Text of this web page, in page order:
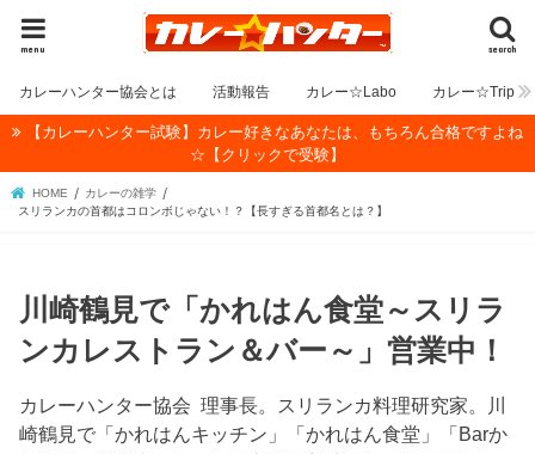
search
menu
カレーハンター協会とは 活動報告 カレー☆Labo カレー☆Trip
【カレーハンター試験】カレー好きなあなたは、もちろん合格ですよね
☆【クリックで受験】
HOME
カレーの雑学
スリランカの首都はコロンボじゃない！？【長すぎる首都名とは？】
川崎鶴見で「かれはん食堂～スリラ
ンカレストラン＆バー～」営業中！
カレーハンター協会 理事長。スリランカ料理研究家。川
崎鶴見で「かれはんキッチン」「かれはん食堂」「Barか